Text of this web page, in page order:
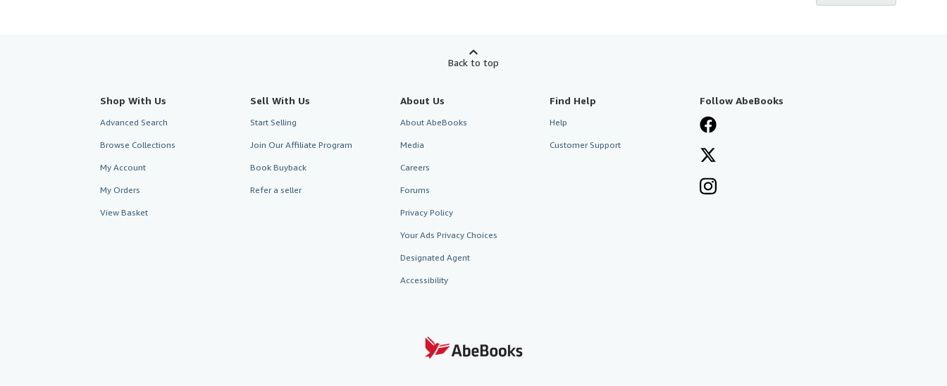
Back to top
Shop With Us
Advanced Search
Browse Collections
My Account
My Orders
View Basket
Sell With Us
Start Selling
Join Our Affiliate Program
Book Buyback
Refer a seller
About Us
About AbeBooks
Media
Careers
Forums
Privacy Policy
Your Ads Privacy Choices
Designated Agent
Accessibility
Find Help
Help
Customer Support
Follow AbeBooks